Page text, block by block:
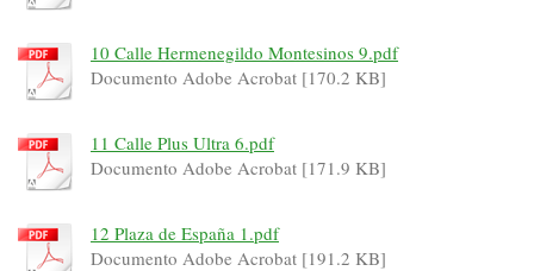
10 Calle Hermenegildo Montesinos 9.pdf
Documento Adobe Acrobat [170.2 KB]
11 Calle Plus Ultra 6.pdf
Documento Adobe Acrobat [171.9 KB]
12 Plaza de España 1.pdf
Documento Adobe Acrobat [191.2 KB]